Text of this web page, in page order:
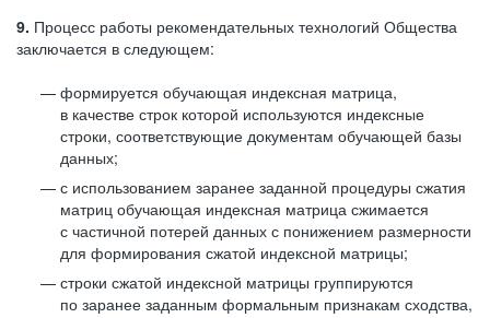
9. Процесс работы рекомендательных технологий Общества
заключается в следующем:
формируется обучающая индексная матрица,
в качестве строк которой используются индексные
строки, соответствующие документам обучающей базы
данных;
с использованием заранее заданной процедуры сжатия
матриц обучающая индексная матрица сжимается
с частичной потерей данных с понижением размерности
для формирования сжатой индексной матрицы;
строки сжатой индексной матрицы группируются
по заранее заданным формальным признакам сходства,